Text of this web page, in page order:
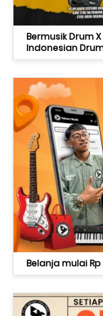
Bermusik Drum
Indonesian
Belanja mulai